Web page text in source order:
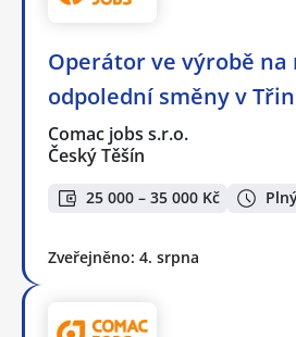
Operátor ve výrobě na
odpolední směny v
Comac jobs s.r.o.
Český Těšín
25 000 – 35 000 Kč
Zveřejněno: 4. srpna